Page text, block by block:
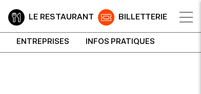
LE RESTAURANT BILLETTERIE
ENTREPRISES INFOS PRATIQUES